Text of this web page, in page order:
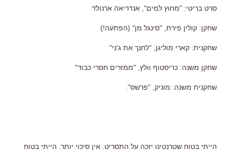
סרט בריטי: "מחוץ למים", אנדריאה ארנולד
שחקן: קולין פירת, "סינגל מן" (הפתעה!)
שחקנית: קארי מוליגן, "לחנך את ג'ני"
שחקן משנה: כריסטוף וולץ, "ממזרים חסרי כבוד"
שחקנית משנה: מוניק, "פרשס".
הייתי בטוח שטרנטינו יזכה על התסריט. אין סיכוי יותר. הייתי בטוח